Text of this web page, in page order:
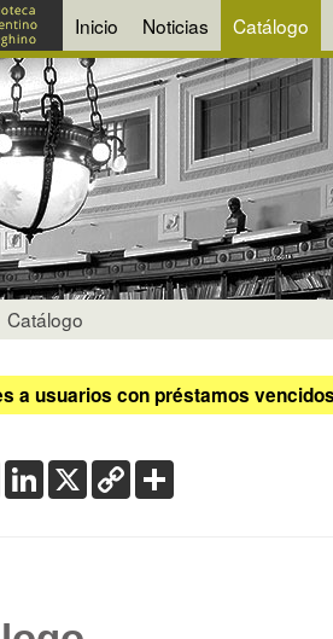
Inicio Noticias Catálogo
Catálogo
a usuarios con préstamos
WhatsApp
LinkedIn
X Copy
Link